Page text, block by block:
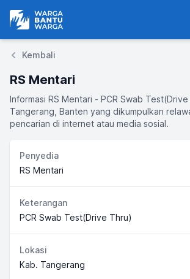
Warga Bantu Warga
Kembali
RS Mentari
Informasi RS Mentari - PCR Swab
Tangerang, Banten yang dikumpulkan
pencarian di internet atau media sosial.
Penyedia
RS Mentari
Keterangan
PCR Swab Test(Drive Thru)
Lokasi
Kab. Tangerang